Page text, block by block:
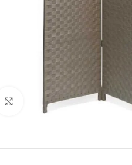
Click para aumentar